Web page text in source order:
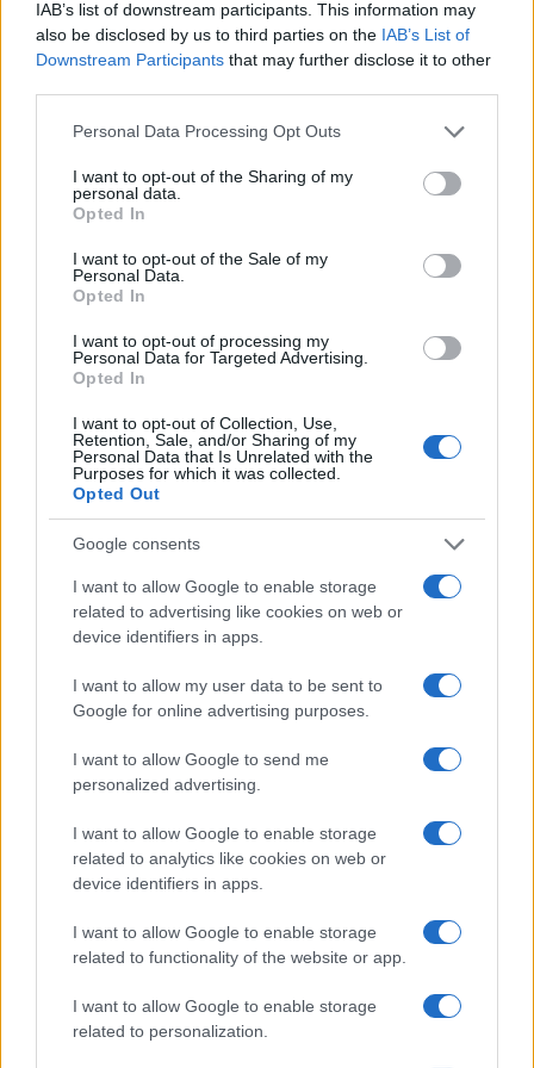
IAB’s list of downstream participants. This information may
also be disclosed by us to third parties on the IAB’s List of
Downstream Participants that may further disclose it to other
Please note that this website/app uses one or more Google
not limited to your visit or usage behaviour. You may click to
grant or deny consent to Google and its third-party tags to
use your data for below specified purposes in below Google
consent section.
Personal Data Processing Opt Outs
I want to opt-out of the Sharing of my
personal data.
Opted In
I want to opt-out of the Sale of my
Personal Data.
Opted In
I want to opt-out of processing my
Personal Data for Targeted Advertising.
Opted In
I want to opt-out of Collection, Use,
Retention, Sale, and/or Sharing of my
Personal Data that Is Unrelated with the
Purposes for which it was collected.
Opted Out
Google consents
I want to allow Google to enable storage
related to advertising like cookies on web or
device identifiers in apps.
I want to allow my user data to be sent to
Google for online advertising purposes.
I want to allow Google to send me
personalized advertising.
I want to allow Google to enable storage
related to analytics like cookies on web or
device identifiers in apps.
I want to allow Google to enable storage
related to functionality of the website or app.
I want to allow Google to enable storage
related to personalization.
Občine: Ravne na Koroškem
Kategorije: Novice Novice
sanacija
oš koroški jeklarji
Več iz kraja Ravne na Koroškem
Freestyle navdušuje s poletno
Koroške reke so opazno upadle,
zadnja dva tedna skoraj brez
Z vlakom po Koroški: Manj
gneče, več udobja
Več iz kategorije Novice
Plohe in nevihte bodo do
večera zajele večji del države
V Črni na Koroškem se začenja